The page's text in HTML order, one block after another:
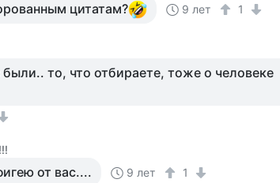
цитатам? 9 лет 1
были.. то, что отбираете, тоже о человеке
от вас.... 9 лет 1